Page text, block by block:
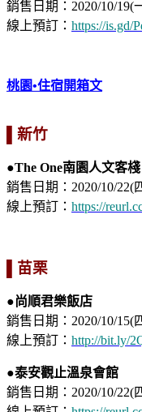
銷售日期：2020/10/19(
線上預訂： https://is.gd/
桃園•住宿開箱文
▌新竹
●The One南園人文客棧
銷售日期：2020/10/22(
線上預訂： https://
▌苗栗
●尚順君樂飯店
銷售日期：2020/10/15(
線上預訂： http://bit.ly/
●泰安觀止溫泉會館
銷售日期：2020/10/22(